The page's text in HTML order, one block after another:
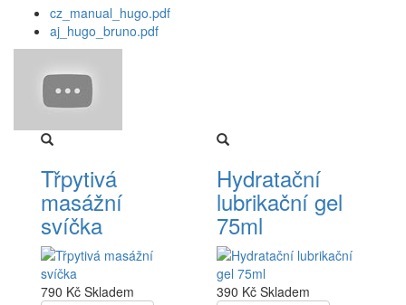
cz_manual_hugo.pdf
aj_hugo_bruno.pdf
Třpytivá
masážní
svíčka
790 Kč Skladem
Hydratační
lubrikační gel
75ml
390 Kč Skladem